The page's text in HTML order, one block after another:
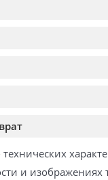
и изображениях